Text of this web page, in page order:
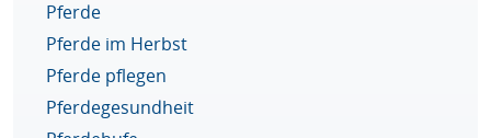
Pferde
Pferde im Herbst
Pferde pflegen
Pferdegesundheit